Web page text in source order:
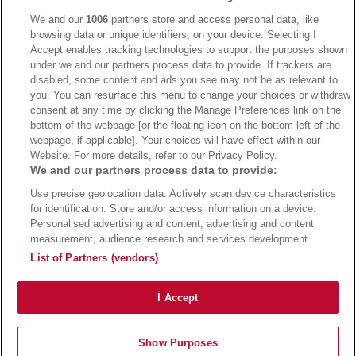
→Bwin Bonus →Bwin besuchen
Alle Anbieter auf dieser Webseite sind offiziell in Deutschland
Bundesligatrend Fussball Bundesliga Tipps
Verantwortung!
We and our1006 partners store and access personal data, like
browsing data or unique identifiers, on your device. Selecting I
Accept enables tracking technologies to support the purposes shown
under we and our partners process data to provide. If trackers are
disabled, some content and ads you see may not be as relevant to
you. You can resurface this menu to change your choices or withdraw
consent at any time by clicking the Manage Preferences link on the
bottom of the webpage [or the floating icon on the bottom-left of the
webpage, if applicable]. Your choices will have effect within our
Website. For more details, refer to our Privacy Policy.
We and our partners process data to provide:
Use precise geolocation data. Actively scan device characteristics
for identification. Store and/or access information on a device.
Personalised advertising and content, advertising and content
measurement, audience research and services development.
List of Partners (vendors)
I Accept
Show Purposes